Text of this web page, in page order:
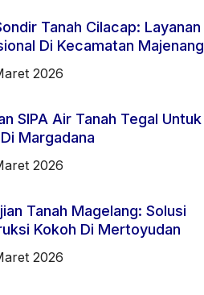
Tanah Cilacap: Layanan
Di Kecamatan Majenang
2026
SIPA Air Tanah Tegal Untuk
Margadana
2026
Tanah Magelang: Solusi
Kokoh Di Mertoyudan
2026